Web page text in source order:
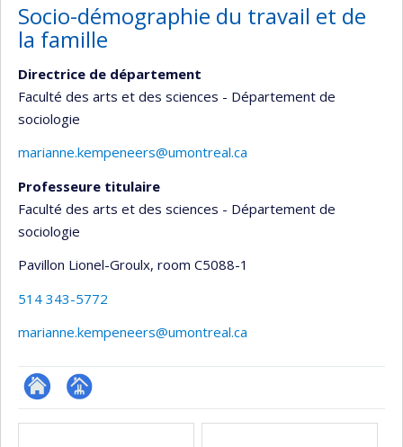
Socio-démographie du travail et de
la famille
Directrice de département
Faculté des arts et des sciences - Département de
sociologie
marianne.kempeneers@umontreal.ca
Professeure titulaire
Faculté des arts et des sciences - Département de
sociologie
Pavillon Lionel-Groulx, room C5088-1
514 343-5772
marianne.kempeneers@umontreal.ca
ResearchGate
Page
Media